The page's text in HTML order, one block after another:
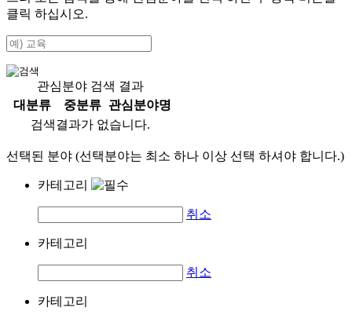
클릭 하십시오.
관심분야 검색 결과
대분류
중분류
관심분야명
검색결과가 없습니다.
선택된 분야 (선택분야는 최소 하나 이상 선택 하셔야 합니다.)
카테고리
취소
카테고리
취소
카테고리